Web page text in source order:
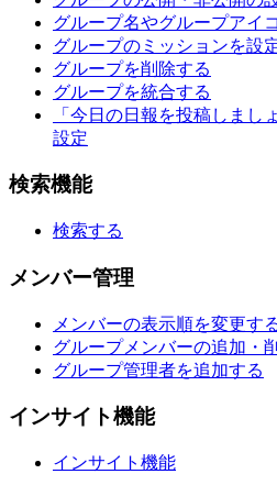
グループ名やグループアイ
グループのミッションを設
グループを削除する
グループを統合する
「今日の日報を投稿しまし
設定
検索機能
検索する
メンバー管理
メンバーの表示順を変更す
グループメンバーの追加・
グループ管理者を追加する
インサイト機能
インサイト機能